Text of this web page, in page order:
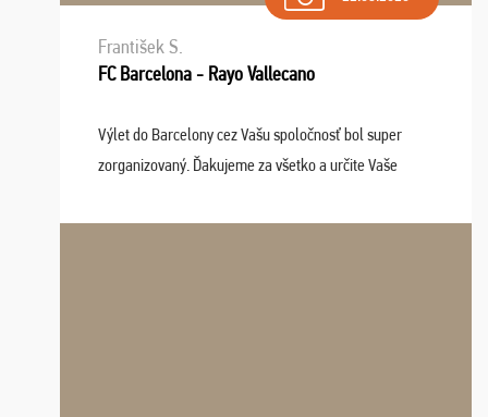
František S.
FC Barcelona - Rayo Vallecano
Výlet do Barcelony cez Vašu spoločnosť bol super
zorganizovaný. Ďakujeme za všetko a určite Vaše